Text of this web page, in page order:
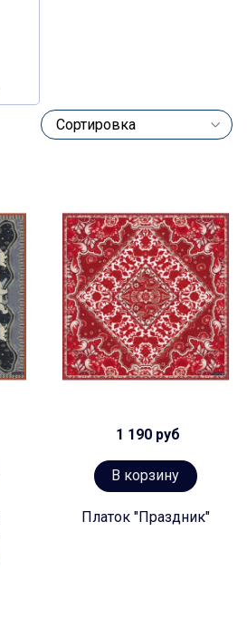
1 190 руб
В корзину
Платок "Праздник"